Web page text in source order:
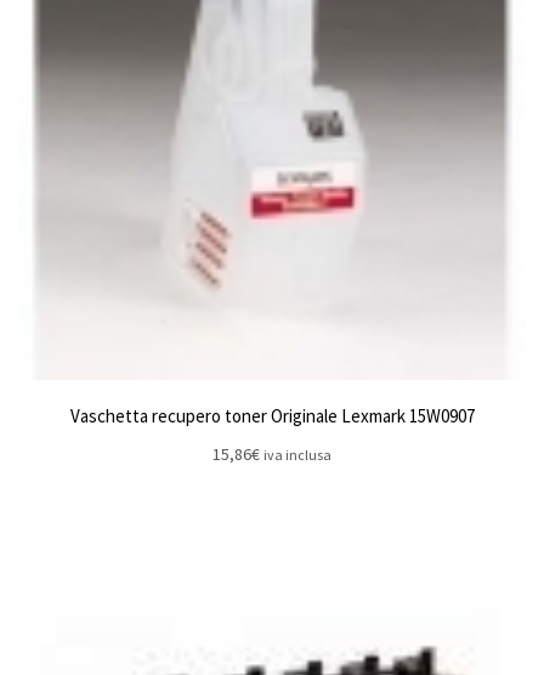
Vaschetta recupero toner Originale Lexmark 15W0907
15,86€ iva inclusa